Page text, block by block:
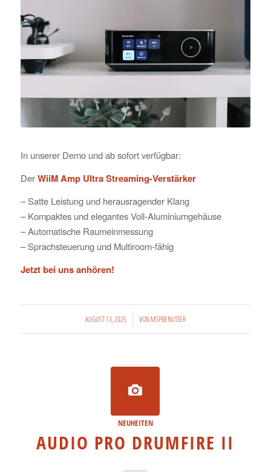
In unserer Demo und ab sofort verfügbar:
DerWiiM Amp Ultra Streaming-Verstärker
– Satte Leistung und herausragender Klang
– Kompaktes und elegantes Voll-Aluminiumgehäuse
– Automatische Raumeinmessung
– Sprachsteuerung und Multiroom-fähig
Jetzt bei uns anhören!
AUGUST 13, 2025
/ VONMSPBENUTZER
NEUHEITEN
AUDIO PRO DRUMFIRE II